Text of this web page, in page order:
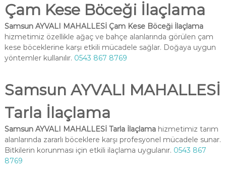
Çam Kese Böceği İlaçlama
Samsun AYVALI MAHALLESİ Çam Kese Böceği İlaçlama
hizmetimiz özellikle ağaç ve bahçe alanlarında görülen çam
kese böceklerine karşı etkili mücadele sağlar. Doğaya uygun
yöntemler kullanılır. 0543 867 8769
Samsun AYVALI MAHALLESİ
Tarla İlaçlama
Samsun AYVALI MAHALLESİ Tarla İlaçlamahizmetimiz tarım
alanlarında zararlı böceklere karşı profesyonel mücadele sunar.
Bitkilerin korunması için etkili ilaçlama uygulanır. 0543 867
8769